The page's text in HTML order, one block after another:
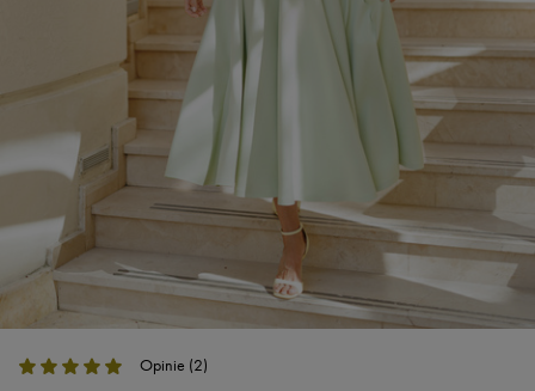
Opinie (2)